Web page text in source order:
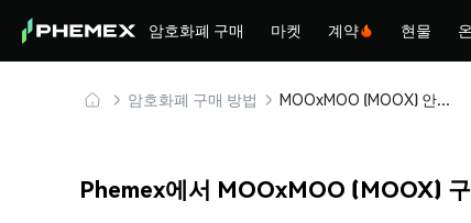
암호화폐 구매 마켓 계약 현물
암호화폐 구매 방법 MOOxMOO (MOOX) 안전하게 구매 및 보관
Phemex에서 MOOxMOO (MOOX)